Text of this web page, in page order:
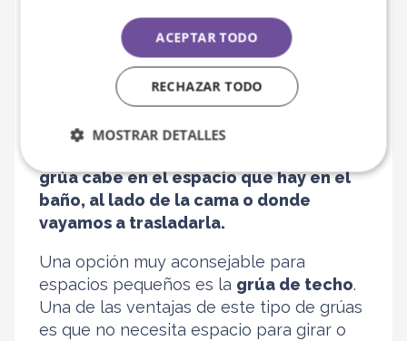
patas deben caber por las puertas
es importante medir la parte más ancha
de la grúa para cerciorarnos de que
pasan sin problema. Para girar a la
grúa cabe en el espacio que hay en el
baño, al lado de la cama o donde
vayamos a trasladarla.
Una opción muy aconsejable para
espacios pequeños es la grúa de techo.
Una de las ventajas de este tipo de grúas
es que no necesita espacio para girar o
ACEPTAR TODO
RECHAZAR TODO
MOSTRAR DETALLES